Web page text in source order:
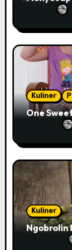
Kuliner
One
Kuliner
Ngobrolin